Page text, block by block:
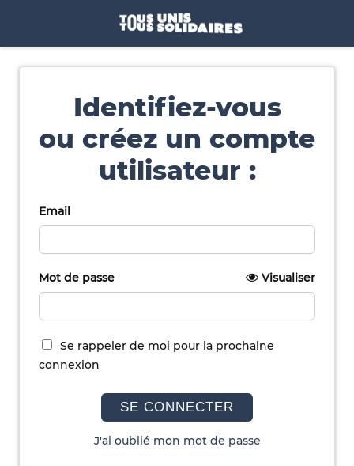
Identifiez-vous
ou créez un compte
utilisateur :
Email
Mot de passe Visualiser
Se rappeler de moi pour la prochaine
connexion
SE CONNECTER
J'ai oublié mon mot de passe